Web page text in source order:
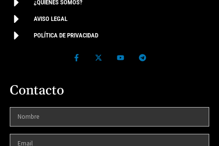
¿QUIÉNES SOMOS?
AVISO LEGAL
POLÍTICA DE PRIVACIDAD
Contacto